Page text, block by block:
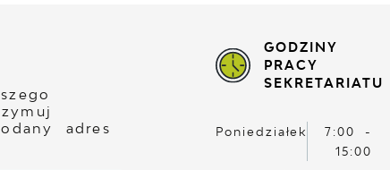
adres
GODZINY
PRACY
SEKRETARIATU
Poniedziałek
7:00 -
15:00